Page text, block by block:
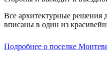
Все архитектурные решения
вписаны в один из
Подробнее о поселке